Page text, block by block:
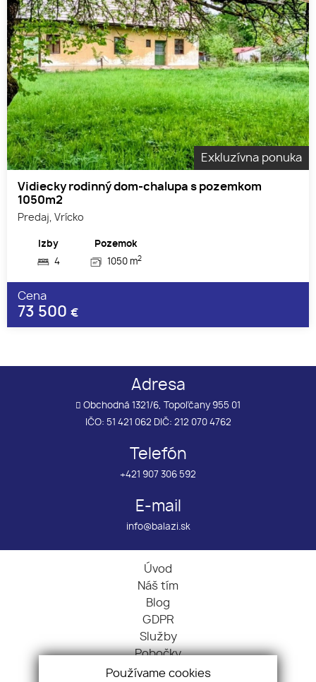
Exkluzívna ponuka
Vidiecky rodinný dom-chalupa s pozemkom
1050m2
Predaj, Vrícko
Izby
4
Pozemok
1050 m2
Cena
73 500 €
Adresa
Obchodná 1321/6, Topoľčany 955 01
IČO: 51 421 062 DIČ: 212 070 4762
Telefón
+421 907 306 592
E-mail
info@balazi.sk
Úvod
Náš tím
Blog
GDPR
Služby
Pobočky
Kontakt
Používame cookies